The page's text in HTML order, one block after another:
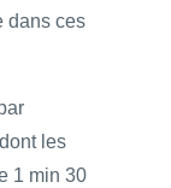
dans ces
les
1 min 30